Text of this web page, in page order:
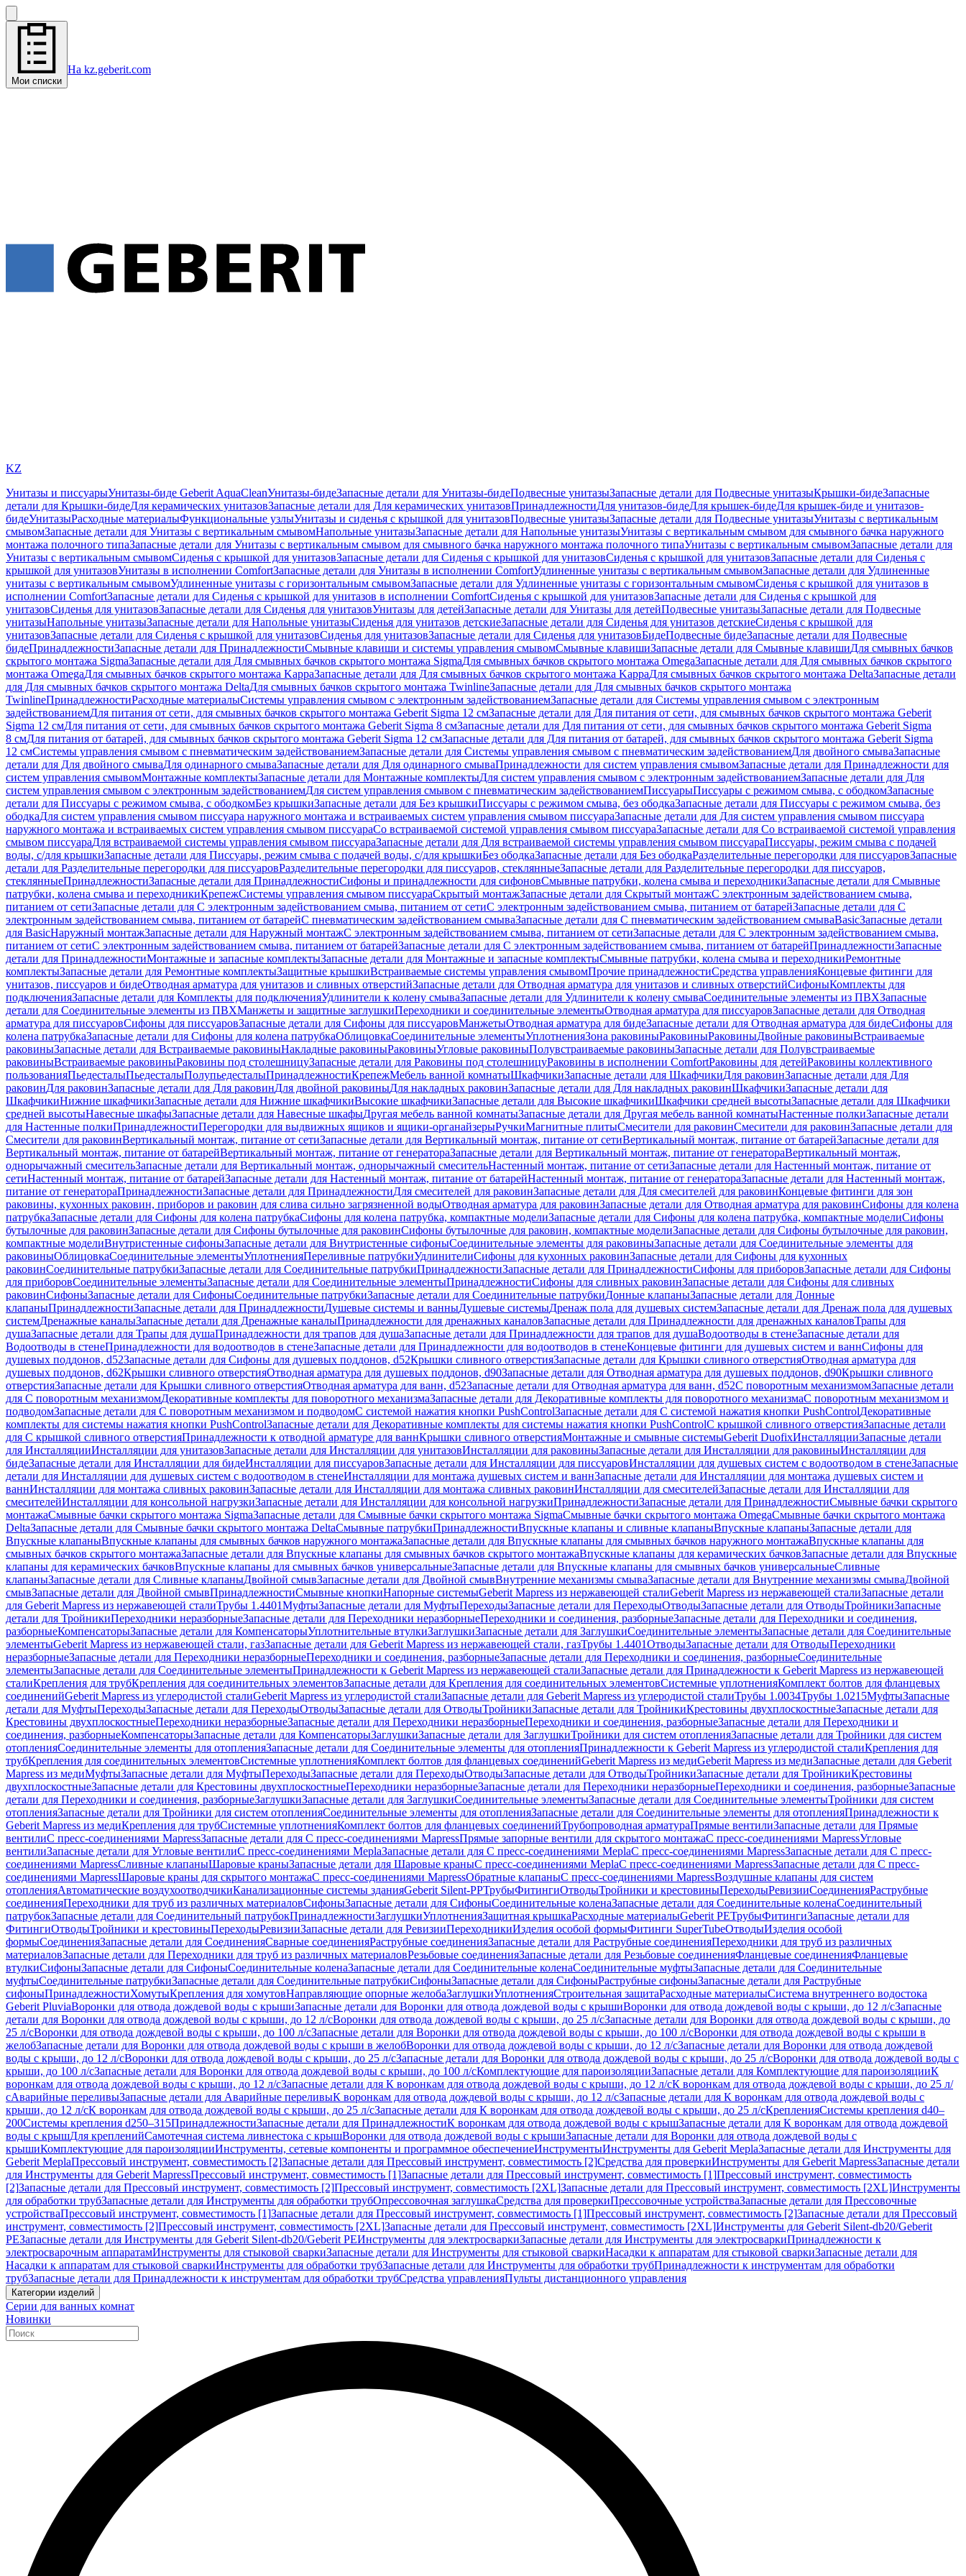
Мои списки
На kz.geberit.com
KZ
Унитазы и писсуарыУнитазы-биде Geberit AquaCleanУнитазы-бидеЗапасные детали для Унитазы-бидеПодвесные унитазыЗапасные детали для Подвесные унитазыКрышки-бидеЗапасные
детали для Крышки-бидеДля керамических унитазовЗапасные детали для Для керамических унитазовПринадлежностиДля унитазов-бидеДля крышек-бидеДля крышек-биде и унитазов-
бидеУнитазыРасходные материалыФункциональные узлыУнитазы и сиденья с крышкой для унитазовПодвесные унитазыЗапасные детали для Подвесные унитазыУнитазы с вертикальным
смывомЗапасные детали для Унитазы с вертикальным смывомНапольные унитазыЗапасные детали для Напольные унитазыУнитазы с вертикальным смывом для смывного бачка наружного
монтажа полочного типаЗапасные детали для Унитазы с вертикальным смывом для смывного бачка наружного монтажа полочного типаУнитазы с вертикальным смывомЗапасные детали для
Унитазы с вертикальным смывомСиденья с крышкой для унитазовЗапасные детали для Сиденья с крышкой для унитазовСиденья с крышкой для унитазовЗапасные детали для Сиденья с
крышкой для унитазовУнитазы в исполнении ComfortЗапасные детали для Унитазы в исполнении ComfortУдлиненные унитазы с вертикальным смывомЗапасные детали для Удлиненные
унитазы с вертикальным смывомУдлиненные унитазы с горизонтальным смывомЗапасные детали для Удлиненные унитазы с горизонтальным смывомСиденья с крышкой для унитазов в
исполнении ComfortЗапасные детали для Сиденья с крышкой для унитазов в исполнении ComfortСиденья с крышкой для унитазовЗапасные детали для Сиденья с крышкой для
унитазовСиденья для унитазовЗапасные детали для Сиденья для унитазовУнитазы для детейЗапасные детали для Унитазы для детейПодвесные унитазыЗапасные детали для Подвесные
унитазыНапольные унитазыЗапасные детали для Напольные унитазыСиденья для унитазов детскиеЗапасные детали для Сиденья для унитазов детскиеСиденья с крышкой для
унитазовЗапасные детали для Сиденья с крышкой для унитазовСиденья для унитазовЗапасные детали для Сиденья для унитазовБидеПодвесные бидеЗапасные детали для Подвесные
бидеПринадлежностиЗапасные детали для ПринадлежностиСмывные клавиши и системы управления смывомСмывные клавишиЗапасные детали для Смывные клавишиДля смывных бачков
скрытого монтажа SigmaЗапасные детали для Для смывных бачков скрытого монтажа SigmaДля смывных бачков скрытого монтажа OmegaЗапасные детали для Для смывных бачков скрытого
монтажа OmegaДля смывных бачков скрытого монтажа KappaЗапасные детали для Для смывных бачков скрытого монтажа KappaДля смывных бачков скрытого монтажа DeltaЗапасные детали
для Для смывных бачков скрытого монтажа DeltaДля смывных бачков скрытого монтажа TwinlineЗапасные детали для Для смывных бачков скрытого монтажа
TwinlineПринадлежностиРасходные материалыСистемы управления смывом с электронным задействованиемЗапасные детали для Системы управления смывом с электронным
задействованиемДля питания от сети, для смывных бачков скрытого монтажа Geberit Sigma 12 смЗапасные детали для Для питания от сети, для смывных бачков скрытого монтажа Geberit
Sigma 12 смДля питания от сети, для смывных бачков скрытого монтажа Geberit Sigma 8 смЗапасные детали для Для питания от сети, для смывных бачков скрытого монтажа Geberit Sigma
8 смДля питания от батарей, для смывных бачков скрытого монтажа Geberit Sigma 12 смЗапасные детали для Для питания от батарей, для смывных бачков скрытого монтажа Geberit Sigma
12 смСистемы управления смывом с пневматическим задействованиемЗапасные детали для Системы управления смывом с пневматическим задействованиемДля двойного смываЗапасные
детали для Для двойного смываДля одинарного смываЗапасные детали для Для одинарного смываПринадлежности для систем управления смывомЗапасные детали для Принадлежности для
систем управления смывомМонтажные комплектыЗапасные детали для Монтажные комплектыДля систем управления смывом с электронным задействованиемЗапасные детали для Для
систем управления смывом с электронным задействованиемДля систем управления смывом с пневматическим задействованиемПиссуарыПиссуары с режимом смыва, с ободкомЗапасные
детали для Писсуары с режимом смыва, с ободкомБез крышкиЗапасные детали для Без крышкиПиссуары с режимом смыва, без ободкаЗапасные детали для Писсуары с режимом смыва, без
ободкаДля систем управления смывом писсуара наружного монтажа и встраиваемых систем управления смывом писсуараЗапасные детали для Для систем управления смывом писсуара
наружного монтажа и встраиваемых систем управления смывом писсуараСо встраиваемой системой управления смывом писсуараЗапасные детали для Со встраиваемой системой управления
смывом писсуараДля встраиваемой системы управления смывом писсуараЗапасные детали для Для встраиваемой системы управления смывом писсуараПиссуары, режим смыва с подачей
воды, с/для крышкиЗапасные детали для Писсуары, режим смыва с подачей воды, с/для крышкиБез ободкаЗапасные детали для Без ободкаРазделительные перегородки для писсуаровЗапасные
детали для Разделительные перегородки для писсуаровРазделительные перегородки для писсуаров, стеклянныеЗапасные детали для Разделительные перегородки для писсуаров,
стеклянныеПринадлежностиЗапасные детали для ПринадлежностиСифоны и принадлежности для сифоновСмывные патрубки, колена смыва и переходникиЗапасные детали для Смывные
патрубки, колена смыва и переходникиКрепежСистемы управления смывом писсуараСкрытый монтажЗапасные детали для Скрытый монтажС электронным задействованием смыва,
питанием от сетиЗапасные детали для С электронным задействованием смыва, питанием от сетиС электронным задействованием смыва, питанием от батарейЗапасные детали для С
электронным задействованием смыва, питанием от батарейС пневматическим задействованием смываЗапасные детали для С пневматическим задействованием смываBasicЗапасные детали
для BasicНаружный монтажЗапасные детали для Наружный монтажС электронным задействованием смыва, питанием от сетиЗапасные детали для С электронным задействованием смыва,
питанием от сетиС электронным задействованием смыва, питанием от батарейЗапасные детали для С электронным задействованием смыва, питанием от батарейПринадлежностиЗапасные
детали для ПринадлежностиМонтажные и запасные комплектыЗапасные детали для Монтажные и запасные комплектыСмывные патрубки, колена смыва и переходникиРемонтные
комплектыЗапасные детали для Ремонтные комплектыЗащитные крышкиВстраиваемые системы управления смывомПрочие принадлежностиСредства управленияКонцевые фитинги для
унитазов, писсуаров и бидеОтводная арматура для унитазов и сливных отверстийЗапасные детали для Отводная арматура для унитазов и сливных отверстийСифоныКомплекты для
подключенияЗапасные детали для Комплекты для подключенияУдлинители к колену смываЗапасные детали для Удлинители к колену смываСоединительные элементы из ПВХЗапасные
детали для Соединительные элементы из ПВХМанжеты и защитные заглушкиПереходники и соединительные элементыОтводная арматура для писсуаровЗапасные детали для Отводная
арматура для писсуаровCифоны для писсуаровЗапасные детали для Cифоны для писсуаровМанжетыОтводная арматура для бидеЗапасные детали для Отводная арматура для бидеСифоны для
колена патрубкаЗапасные детали для Сифоны для колена патрубкаОблицовкаСоединительные элементыУплотненияЗона раковиныРаковиныРаковиныДвойные раковиныВстраиваемые
раковиныЗапасные детали для Встраиваемые раковиныНакладные раковиныРаковиныУгловые раковиныПолувстраиваемые раковиныЗапасные детали для Полувстраиваемые
раковиныВстраиваемые раковиныРаковины под столешницуЗапасные детали для Раковины под столешницуРаковины в исполнении ComfortPаковины для детейРаковины коллективного
пользованияПьедесталыПьедесталыПолупьедесталыПринадлежностиКрепежМебель ванной комнатыШкафчикиЗапасные детали для ШкафчикиДля раковинЗапасные детали для Для
раковинДля раковинЗапасные детали для Для раковинДля двойной раковиныДля накладных pаковинЗапасные детали для Для накладных pаковинШкафчикиЗапасные детали для
ШкафчикиНижние шкафчикиЗапасные детали для Нижние шкафчикиВысокие шкафчикиЗапасные детали для Высокие шкафчикиШкафчики средней высотыЗапасные детали для Шкафчики
средней высотыНавесные шкафыЗапасные детали для Навесные шкафыДругая мебель ванной комнатыЗапасные детали для Другая мебель ванной комнатыНастенные полкиЗапасные детали
для Настенные полкиПринадлежностиПерегородки для выдвижных ящиков и ящики-органайзерыРучкиМагнитные плитыСмесители для раковинСмесители для раковинЗапасные детали для
Смесители для раковинВертикальный монтаж, питание от сетиЗапасные детали для Вертикальный монтаж, питание от сетиВертикальный монтаж, питание от батарейЗапасные детали для
Вертикальный монтаж, питание от батарейВертикальный монтаж, питание от генератораЗапасные детали для Вертикальный монтаж, питание от генератораВертикальный монтаж,
однорычажный смесительЗапасные детали для Вертикальный монтаж, однорычажный смесительНастенный монтаж, питание от сетиЗапасные детали для Настенный монтаж, питание от
сетиНастенный монтаж, питание от батарейЗапасные детали для Настенный монтаж, питание от батарейНастенный монтаж, питание от генератораЗапасные детали для Настенный монтаж,
питание от генератораПринадлежностиЗапасные детали для ПринадлежностиДля смесителей для раковинЗапасные детали для Для смесителей для раковинКонцевые фитинги для зон
раковины, кухонных раковин, приборов и раковин для слива сильно загрязненной водыОтводная арматура для раковинЗапасные детали для Отводная арматура для раковинСифоны для колена
патрубкаЗапасные детали для Сифоны для колена патрубкаСифоны для колена патрубка, компактные моделиЗапасные детали для Сифоны для колена патрубка, компактные моделиСифоны
бутылочные для раковинЗапасные детали для Сифоны бутылочные для раковинСифоны бутылочные для раковин, компактные моделиЗапасные детали для Сифоны бутылочные для раковин,
компактные моделиВнутристенные сифоныЗапасные детали для Внутристенные сифоныСоединительные элементы для раковиныЗапасные детали для Соединительные элементы для
раковиныОблицовкаСоединительные элементыУплотненияПереливные патрубкиУдлинителиСифоны для кухонных раковинЗапасные детали для Сифоны для кухонных
раковинСоединительные патрубкиЗапасные детали для Соединительные патрубкиПринадлежностиЗапасные детали для ПринадлежностиСифоны для приборовЗапасные детали для Сифоны
для приборовСоединительные элементыЗапасные детали для Соединительные элементыПринадлежностиСифоны для сливных раковинЗапасные детали для Сифоны для сливных
раковинСифоныЗапасные детали для СифоныСоединительные патрубкиЗапасные детали для Соединительные патрубкиДонные клапаныЗапасные детали для Донные
клапаныПринадлежностиЗапасные детали для ПринадлежностиДушевые системы и ванныДушевые системыДренаж пола для душевых системЗапасные детали для Дренаж пола для душевых
системДренажные каналыЗапасные детали для Дренажные каналыПринадлежности для дренажных каналовЗапасные детали для Принадлежности для дренажных каналовТрапы для
душаЗапасные детали для Трапы для душаПринадлежности для трапов для душаЗапасные детали для Принадлежности для трапов для душаВодоотводы в стенеЗапасные детали для
Водоотводы в стенеПринадлежности для водоотводов в стенеЗапасные детали для Принадлежности для водоотводов в стенеКонцевые фитинги для душевых систем и ваннСифоны для
душевых поддонов, d52Запасные детали для Сифоны для душевых поддонов, d52Крышки сливного отверстияЗапасные детали для Крышки сливного отверстияОтводная арматура для
душевых поддонов, d62Крышки сливного отверстияОтводная арматура для душевых поддонов, d90Запасные детали для Отводная арматура для душевых поддонов, d90Крышки сливного
отверстияЗапасные детали для Крышки сливного отверстияОтводная арматура для ванн, d52Запасные детали для Отводная арматура для ванн, d52С поворотным механизмомЗапасные детали
для С поворотным механизмомДекоративные комплекты для поворотного механизмаЗапасные детали для Декоративные комплекты для поворотного механизмаС поворотным механизмом и
подводомЗапасные детали для С поворотным механизмом и подводомС системой нажатия кнопки PushControlЗапасные детали для С системой нажатия кнопки PushControlДекоративные
комплекты для системы нажатия кнопки PushControlЗапасные детали для Декоративные комплекты для системы нажатия кнопки PushControlС крышкой сливного отверстияЗапасные детали
для С крышкой сливного отверстияПринадлежности к отводной арматуре для ваннКрышки сливного отверстияМонтажные и смывные системыGeberit DuofixИнсталляцииЗапасные детали
для ИнсталляцииИнсталляции для унитазовЗапасные детали для Инсталляции для унитазовИнсталляции для раковиныЗапасные детали для Инсталляции для раковиныИнсталляции для
бидеЗапасные детали для Инсталляции для бидеИнсталляции для писсуаровЗапасные детали для Инсталляции для писсуаровИнсталляции для душевых систем с водоотводом в стенеЗапасные
детали для Инсталляции для душевых систем с водоотводом в стенеИнсталляции для монтажа душевых систем и ваннЗапасные детали для Инсталляции для монтажа душевых систем и
ваннИнсталляции для монтажа сливных раковинЗапасные детали для Инсталляции для монтажа сливных раковинИнсталляции для смесителейЗапасные детали для Инсталляции для
смесителейИнсталляции для консольной нагрузкиЗапасные детали для Инсталляции для консольной нагрузкиПринадлежностиЗапасные детали для ПринадлежностиСмывные бачки скрытого
монтажаСмывные бачки скрытого монтажа SigmaЗапасные детали для Смывные бачки скрытого монтажа SigmaСмывные бачки скрытого монтажа OmegaСмывные бачки скрытого монтажа
DeltaЗапасные детали для Смывные бачки скрытого монтажа DeltaСмывные патрубкиПринадлежностиВпускные клапаны и сливные клапаныВпускные клапаныЗапасные детали для
Впускные клапаныВпускные клапаны для смывных бачков наружного монтажаЗапасные детали для Впускные клапаны для смывных бачков наружного монтажаВпускные клапаны для
смывных бачков скрытого монтажаЗапасные детали для Впускные клапаны для смывных бачков скрытого монтажаВпускные клапаны для керамических бачковЗапасные детали для Впускные
клапаны для керамических бачковВпускные клапаны для смывных бачков универсальныеЗапасные детали для Впускные клапаны для смывных бачков универсальныеСливные
клапаныЗапасные детали для Сливные клапаныДвойной смывЗапасные детали для Двойной смывВнутренние механизмы смываЗапасные детали для Внутренние механизмы смываДвойной
смывЗапасные детали для Двойной смывПринадлежностиСмывные кнопкиНапорные системыGeberit Mapress из нержавеющей сталиGeberit Mapress из нержавеющей сталиЗапасные детали
для Geberit Mapress из нержавеющей сталиТрубы 1.4401МуфтыЗапасные детали для МуфтыПереходыЗапасные детали для ПереходыОтводыЗапасные детали для ОтводыТройникиЗапасные
детали для ТройникиПереходники неразборныеЗапасные детали для Переходники неразборныеПереходники и соединения, разборныеЗапасные детали для Переходники и соединения,
разборныеКомпенсаторыЗапасные детали для КомпенсаторыУплотнительные втулкиЗаглушкиЗапасные детали для ЗаглушкиСоединительные элементыЗапасные детали для Соединительные
элементыGeberit Mapress из нержавеющей стали, газЗапасные детали для Geberit Mapress из нержавеющей стали, газТрубы 1.4401ОтводыЗапасные детали для ОтводыПереходники
неразборныеЗапасные детали для Переходники неразборныеПереходники и соединения, разборныеЗапасные детали для Переходники и соединения, разборныеСоединительные
элементыЗапасные детали для Соединительные элементыПринадлежности к Geberit Mapress из нержавеющей сталиЗапасные детали для Принадлежности к Geberit Mapress из нержавеющей
сталиКрепления для трубКрепления для соединительных элементовЗапасные детали для Крепления для соединительных элементовСистемные уплотненияКомплект болтов для фланцевых
соединенийGeberit Mapress из углеродистой сталиGeberit Mapress из углеродистой сталиЗапасные детали для Geberit Mapress из углеродистой сталиТрубы 1.0034Трубы 1.0215МуфтыЗапасные
детали для МуфтыПереходыЗапасные детали для ПереходыОтводыЗапасные детали для ОтводыТройникиЗапасные детали для ТройникиКрестовины двухплоскостныеЗапасные детали для
Крестовины двухплоскостныеПереходники неразборныеЗапасные детали для Переходники неразборныеПереходники и соединения, разборныеЗапасные детали для Переходники и
соединения, разборныеКомпенсаторыЗапасные детали для КомпенсаторыЗаглушкиЗапасные детали для ЗаглушкиТройники для систем отопленияЗапасные детали для Тройники для систем
отопленияСоединительные элементы для отопленияЗапасные детали для Соединительные элементы для отопленияПринадлежности к Geberit Mapress из углеродистой сталиКрепления для
трубКрепления для соединительных элементовСистемные уплотненияКомплект болтов для фланцевых соединенийGeberit Mapress из медиGeberit Mapress из медиЗапасные детали для Geberit
Mapress из медиМуфтыЗапасные детали для МуфтыПереходыЗапасные детали для ПереходыОтводыЗапасные детали для ОтводыТройникиЗапасные детали для ТройникиКрестовины
двухплоскостныеЗапасные детали для Крестовины двухплоскостныеПереходники неразборныеЗапасные детали для Переходники неразборныеПереходники и соединения, разборныеЗапасные
детали для Переходники и соединения, разборныеЗаглушкиЗапасные детали для ЗаглушкиСоединительные элементыЗапасные детали для Соединительные элементыТройники для систем
отопленияЗапасные детали для Тройники для систем отопленияСоединительные элементы для отопленияЗапасные детали для Соединительные элементы для отопленияПринадлежности к
Geberit Mapress из медиКрепления для трубСистемные уплотненияКомплект болтов для фланцевых соединенийТрубопроводная арматураПрямые вентилиЗапасные детали для Прямые
вентилиС пресс-соединениями MapressЗапасные детали для С пресс-соединениями MapressПрямые запорные вентили для скрытого монтажаС пресс-соединениями MapressУгловые
вентилиЗапасные детали для Угловые вентилиС пресс-соединениями MeplaЗапасные детали для С пресс-соединениями MeplaС пресс-соединениями MapressЗапасные детали для С пресс-
соединениями MapressСливные клапаныШаровые краныЗапасные детали для Шаровые краныС пресс-соединениями MeplaС пресс-соединениями MapressЗапасные детали для С пресс-
соединениями MapressШаровые краны для скрытого монтажаС пресс-соединениями MapressОбратные клапаныС пресс-соединениями MapressВоздушные клапаны для систем
отопленияАвтоматические воздухоотводчикиКанализационные системы зданияGeberit Silent-PPТрубыФитингиОтводыТройники и крестовиныПереходыРевизииСоединенияРаструбные
соединенияПереходники для труб из различных материаловСифоныЗапасные детали для СифоныСоединительные коленаЗапасные детали для Соединительные коленаСоединительный
патрубокЗапасные детали для Соединительный патрубокПринадлежностиЗаглушкиУплотненияЗащитная крышкаРасходные материалыGeberit PEТрубыФитингиЗапасные детали для
ФитингиОтводыТройники и крестовиныПереходыРевизииЗапасные детали для РевизииПереходникиИзделия особой формыФитинги SuperTubeОтводыИзделия особой
формыСоединенияЗапасные детали для СоединенияСварные соединенияРаструбные соединенияЗапасные детали для Раструбные соединенияПереходники для труб из различных
материаловЗапасные детали для Переходники для труб из различных материаловРезьбовые соединенияЗапасные детали для Резьбовые соединенияФланцевые соединенияФланцевые
втулкиСифоныЗапасные детали для СифоныСоединительные коленаЗапасные детали для Соединительные коленаСоединительные муфтыЗапасные детали для Соединительные
муфтыСоединительные патрубкиЗапасные детали для Соединительные патрубкиСифоныЗапасные детали для СифоныРаструбные сифоныЗапасные детали для Раструбные
сифоныПринадлежностиХомутыКрепления для хомутовНаправляющие опорные желобаЗаглушкиУплотненияСтроительная защитаРасходные материалыСистема внутреннего водостока
Geberit PluviaВоронки для отвода дождевой воды с крышиЗапасные детали для Воронки для отвода дождевой воды с крышиВоронки для отвода дождевой воды с крыши, до 12 л/сЗапасные
детали для Воронки для отвода дождевой воды с крыши, до 12 л/сВоронки для отвода дождевой воды с крыши, до 25 л/сЗапасные детали для Воронки для отвода дождевой воды с крыши, до
25 л/сВоронки для отвода дождевой воды с крыши, до 100 л/сЗапасные детали для Воронки для отвода дождевой воды с крыши, до 100 л/сВоронки для отвода дождевой воды с крыши в
желобЗапасные детали для Воронки для отвода дождевой воды с крыши в желобВоронки для отвода дождевой воды с крыши, до 12 л/сЗапасные детали для Воронки для отвода дождевой
воды с крыши, до 12 л/сВоронки для отвода дождевой воды с крыши, до 25 л/сЗапасные детали для Воронки для отвода дождевой воды с крыши, до 25 л/сВоронки для отвода дождевой воды с
крыши, до 100 л/сЗапасные детали для Воронки для отвода дождевой воды с крыши, до 100 л/сКомплектующие для пароизоляцииЗапасные детали для Комплектующие для пароизоляцииК
воронкам для отвода дождевой воды с крыши, до 12 л/сЗапасные детали для К воронкам для отвода дождевой воды с крыши, до 12 л/сК воронкам для отвода дождевой воды с крыши, до 25 л/
сАварийные переливыЗапасные детали для Аварийные переливыК воронкам для отвода дождевой воды с крыши, до 12 л/сЗапасные детали для К воронкам для отвода дождевой воды с
крыши, до 12 л/сК воронкам для отвода дождевой воды с крыши, до 25 л/сЗапасные детали для К воронкам для отвода дождевой воды с крыши, до 25 л/сКрепленияСистемы крепления d40–
200Системы крепления d250–315ПринадлежностиЗапасные детали для ПринадлежностиК воронкам для отвода дождевой воды с крышЗапасные детали для К воронкам для отвода дождевой
воды с крышДля крепленийСамотечная система ливнестока с крышВоронки для отвода дождевой воды с крышиЗапасные детали для Воронки для отвода дождевой воды с
крышиКомплектующие для пароизоляцииИнструменты, сетевые компоненты и программное обеспечениеИнструментыИнструменты для Geberit MeplaЗапасные детали для Инструменты для
Geberit MeplaПрессовый инструмент, совместимость [2]Запасные детали для Прессовый инструмент, совместимость [2]Средства для проверкиИнструменты для Geberit MapressЗапасные детали
для Инструменты для Geberit MapressПрессовый инструмент, совместимость [1]Запасные детали для Прессовый инструмент, совместимость [1]Прессовый инструмент, совместимость
[2]Запасные детали для Прессовый инструмент, совместимость [2]Прессовый инструмент, совместимость [2XL]Запасные детали для Прессовый инструмент, совместимость [2XL]Инструменты
для обработки трубЗапасные детали для Инструменты для обработки трубОпрессовочная заглушкаСредства для проверкиПрессовочные устройстваЗапасные детали для Прессовочные
устройстваПрессовый инструмент, совместимость [1]Запасные детали для Прессовый инструмент, совместимость [1]Прессовый инструмент, совместимость [2]Запасные детали для Прессовый
инструмент, совместимость [2]Прессовый инструмент, совместимость [2XL]Запасные детали для Прессовый инструмент, совместимость [2XL]Инструменты для Geberit Silent-db20/Geberit
PEЗапасные детали для Инструменты для Geberit Silent-db20/Geberit PEИнструменты для электросваркиЗапасные детали для Инструменты для электросваркиПринадлежности к
электросварочным аппаратамИнструменты для стыковой сваркиЗапасные детали для Инструменты для стыковой сваркиНасадки к аппаратам для стыковой сваркиЗапасные детали для
Насадки к аппаратам для стыковой сваркиИнструменты для обработки трубЗапасные детали для Инструменты для обработки трубПринадлежности к инструментам для обработки
трубЗапасные детали для Принадлежности к инструментам для обработки трубСредства управленияПульты дистанционного управления
Категории изделий
Серии для ванных комнат
Новинки